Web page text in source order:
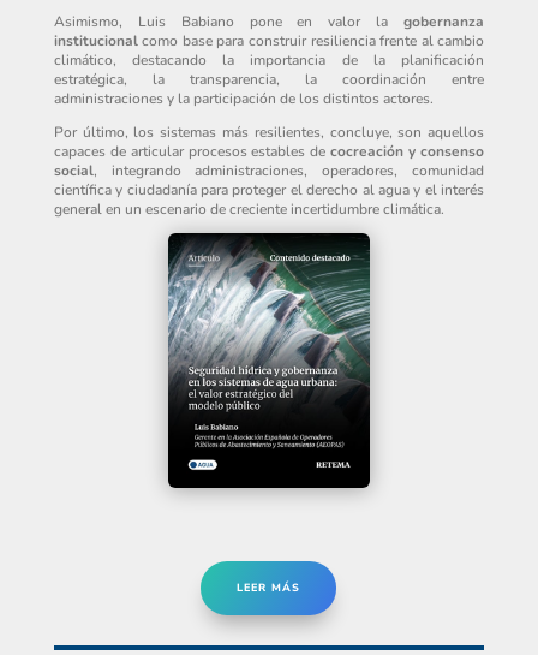
Asimismo, Luis Babiano pone en valor lagobernanza
institucionalcomo base para construir resiliencia frente al cambio
climático, destacando la importancia de la planificación
estratégica, la transparencia, la coordinación entre
administraciones y la participación de los distintos actores.
Por último, los sistemas más resilientes, concluye, son aquellos
capaces de articular procesos estables decocreación y consenso
social, integrando administraciones, operadores, comunidad
científica y ciudadanía para proteger el derecho al agua y el interés
general en un escenario de creciente incertidumbre climática.
LEER MÁS